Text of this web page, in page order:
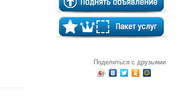
Поделиться с друзьями